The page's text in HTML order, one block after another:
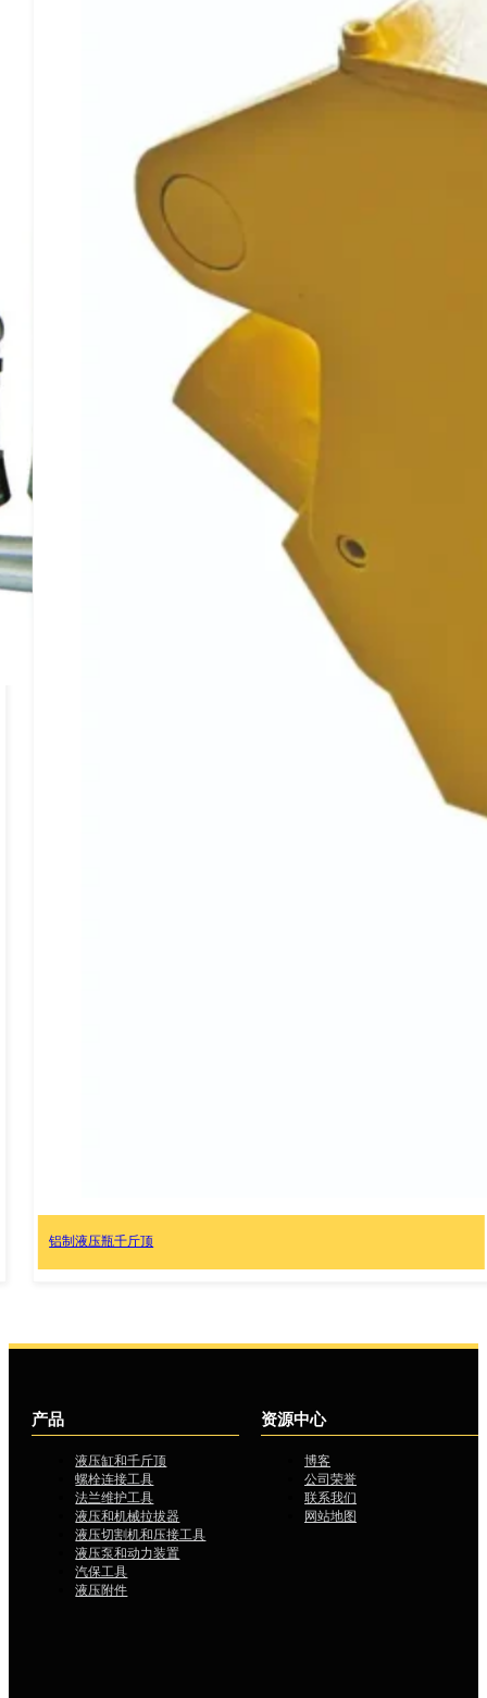
产品
液压缸和千斤顶
螺栓连接工具
法兰维护工具
液压和机械拉拔器
液压切割机和压接工具
液压泵和动力装置
汽保工具
资源中心
博客
公司荣誉
联系我们